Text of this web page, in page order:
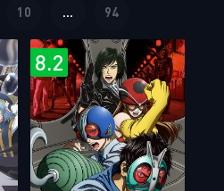
10 ... 94
8.2